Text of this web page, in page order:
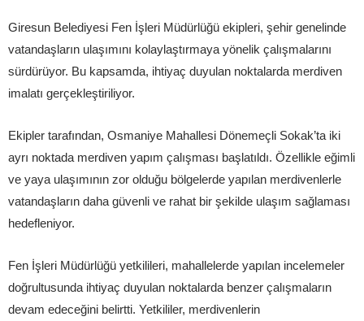
Giresun Belediyesi Fen İşleri Müdürlüğü ekipleri, şehir genelinde
vatandaşların ulaşımını kolaylaştırmaya yönelik çalışmalarını
sürdürüyor. Bu kapsamda, ihtiyaç duyulan noktalarda merdiven
imalatı gerçekleştiriliyor.
Ekipler tarafından, Osmaniye Mahallesi Dönemeçli Sokak’ta iki
ayrı noktada merdiven yapım çalışması başlatıldı. Özellikle eğimli
ve yaya ulaşımının zor olduğu bölgelerde yapılan merdivenlerle
vatandaşların daha güvenli ve rahat bir şekilde ulaşım sağlaması
hedefleniyor.
Fen İşleri Müdürlüğü yetkilileri, mahallelerde yapılan incelemeler
doğrultusunda ihtiyaç duyulan noktalarda benzer çalışmaların
devam edeceğini belirtti. Yetkililer, merdivenlerin